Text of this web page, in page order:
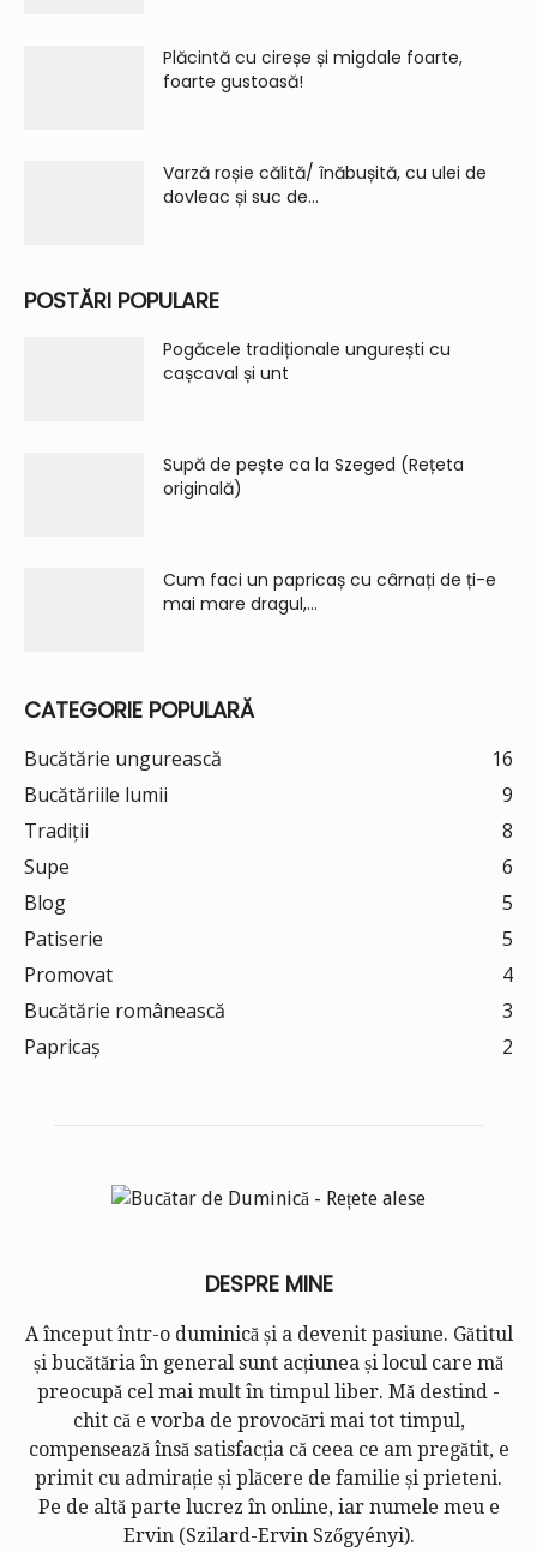
Plăcintă cu cireșe și migdale foarte,
foarte gustoasă!
Varză roșie călită/ înăbușită, cu ulei de
dovleac și suc de...
POSTĂRI POPULARE
Pogăcele tradiționale ungurești cu
cașcaval și unt
Supă de pește ca la Szeged (Rețeta
originală)
Cum faci un papricaș cu cârnați de ți-e
mai mare dragul,...
CATEGORIE POPULARĂ
Bucătărie ungurească
16
Bucătăriile lumii
9
Tradiții
8
Supe
6
Blog
5
Patiserie
5
Promovat
4
Bucătărie românească
3
Papricaș
2
DESPRE MINE
A început într-o duminică și a devenit pasiune. Gătitul
și bucătăria în general sunt acțiunea și locul care mă
preocupă cel mai mult în timpul liber. Mă destind -
chit că e vorba de provocări mai tot timpul,
compensează însă satisfacția că ceea ce am pregătit, e
primit cu admirație și plăcere de familie și prieteni.
Pe de altă parte lucrez în online, iar numele meu e
Ervin (Szilard-Ervin Szőgyényi).